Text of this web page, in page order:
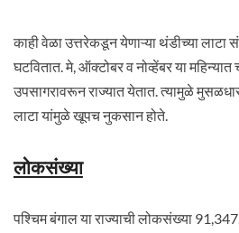
काही वेळा उत्तरेकडून येणाऱ्‍या थंडीच्या लाटा
घटवितात. मे, ऑक्टोबर व नोव्हेंबर या
उपसागरावरून राज्यात येतात. त्यामुळे
लाटा यांमुळे खूपच नुकसान होते.
लोकसंख्या
पश्चिम बंगाल या राज्याची लोकसंख्या